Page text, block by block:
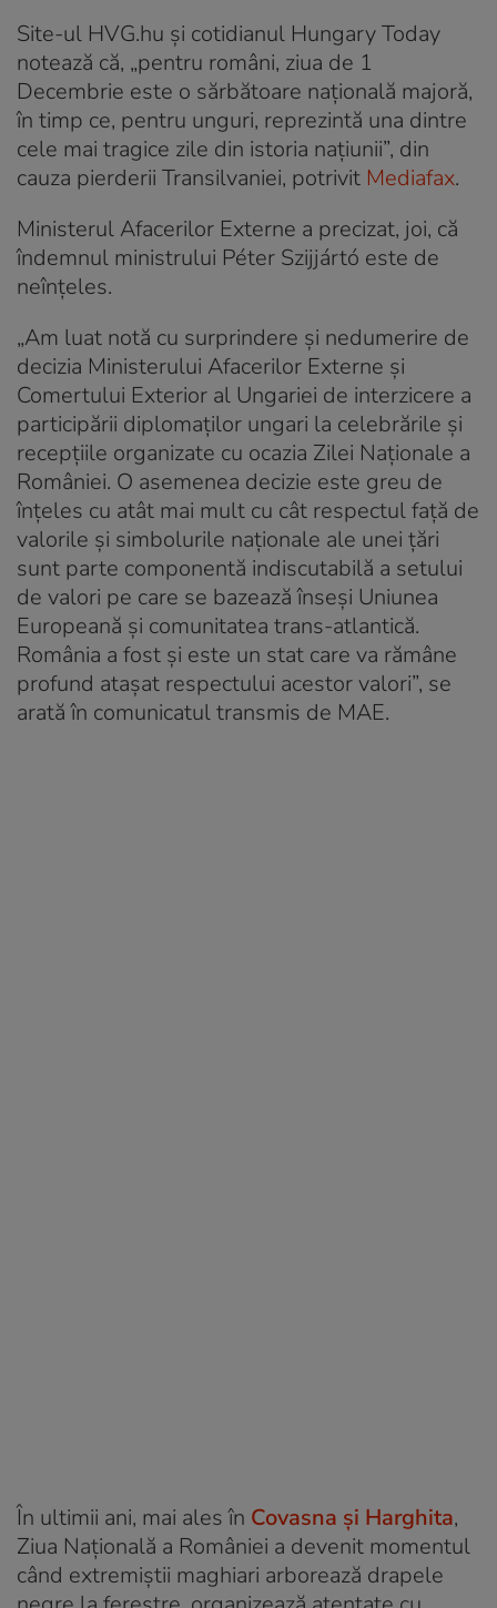
Site-ul HVG.hu şi cotidianul Hungary Today
notează că, „pentru români, ziua de 1
Decembrie este o sărbătoare naţională majoră,
în timp ce, pentru unguri, reprezintă una dintre
cele mai tragice zile din istoria naţiunii”, din
cauza pierderii Transilvaniei, potrivit Mediafax.
Ministerul Afacerilor Externe a precizat, joi, că
îndemnul ministrului Péter Szijjártó este de
neînțeles.
„Am luat notă cu surprindere şi nedumerire de
decizia Ministerului Afacerilor Externe şi
Comertului Exterior al Ungariei de interzicere a
participării diplomaţilor ungari la celebrările şi
recepţiile organizate cu ocazia Zilei Naţionale a
României. O asemenea decizie este greu de
înţeles cu atât mai mult cu cât respectul faţă de
valorile şi simbolurile naţionale ale unei ţări
sunt parte componentă indiscutabilă a setului
de valori pe care se bazează înseşi Uniunea
Europeană şi comunitatea trans-atlantică.
România a fost şi este un stat care va rămâne
profund ataşat respectului acestor valori”, se
arată în comunicatul transmis de MAE.
În ultimii ani, mai ales în Covasna și Harghita,
Ziua Națională a României a devenit momentul
când extremiștii maghiari arborează drapele